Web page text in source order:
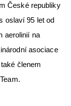
České republiky
oslaví 95 let od
aerolinií na
asociace
členem